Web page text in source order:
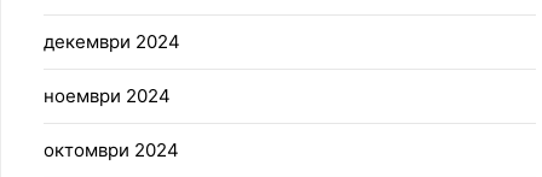
декември 2024
ноември 2024
октомври 2024